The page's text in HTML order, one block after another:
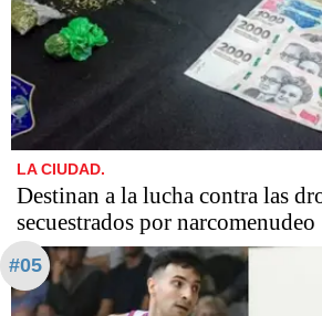
LA CIUDAD.
Destinan a la lucha contra las
secuestrados por narcomenudeo
#05